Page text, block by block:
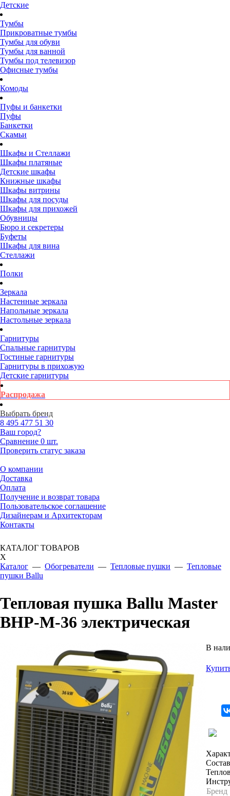
Детские
Тумбы
Прикроватные тумбы
Тумбы для обуви
Тумбы для ванной
Тумбы под телевизор
Офисные тумбы
Комоды
Пуфы и банкетки
Пуфы
Банкетки
Скамьи
Шкафы и Стеллажи
Шкафы платяные
Детские шкафы
Книжные шкафы
Шкафы витрины
Шкафы для посуды
Шкафы для прихожей
Обувницы
Бюро и секретеры
Буфеты
Шкафы для вина
Стеллажи
Полки
Зеркала
Настенные зеркала
Напольные зеркала
Настольные зеркала
Гарнитуры
Спальные гарнитуры
Гостиные гарнитуры
Гарнитуры в прихожую
Детские гарнитуры
Распродажа
Выбрать бренд
8 495 477 51 30
Ваш город?
Сравнение 0 шт.
Проверить статус заказа
О компании
Доставка
Оплата
Получение и возврат товара
Пользовательское соглашение
Дизайнерам и Архитекторам
Контакты
КАТАЛОГ ТОВАРОВ
X
Каталог — Обогреватели — Тепловые пушки — Тепловые
пушки Ballu
Тепловая пушка Ballu Master
BHP-M-36 электрическая
В
Состав
Бренд